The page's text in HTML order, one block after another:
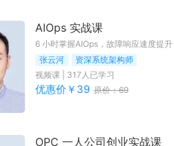
AIOps 实战课
6 小时掌握AIOps，故障响应速度提
张云河
资深系统架构师
视频课| 317 人已学习
优惠价￥ 39 原价：69
OPC 一人公司创业实战课